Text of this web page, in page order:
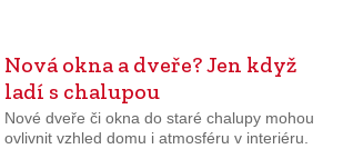
Nová okna a dveře? Jen když
ladí s chalupou
Nové dveře či okna do staré chalupy mohou
ovlivnit vzhled domu i atmosféru v interiéru.